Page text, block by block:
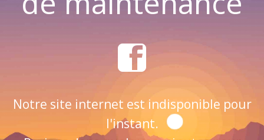
Notre site internet est indisponible pour
l'instant.